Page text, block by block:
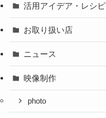
活用アイデア・レシピ
お取り扱い店
ニュース
映像制作
photo